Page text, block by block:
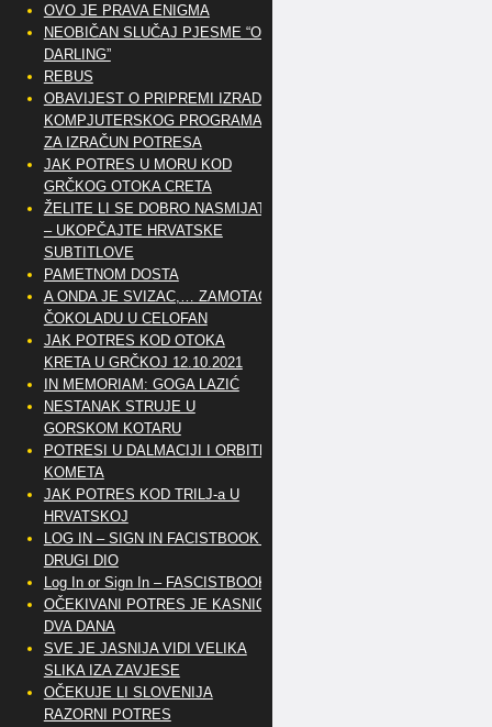
OVO JE PRAVA ENIGMA
NEOBIČAN SLUČAJ PJESME “OH
DARLING”
REBUS
OBAVIJEST O PRIPREMI IZRADE
KOMPJUTERSKOG PROGRAMA
ZA IZRAČUN POTRESA
JAK POTRES U MORU KOD
GRČKOG OTOKA CRETA
ŽELITE LI SE DOBRO NASMIJATI
– UKOPČAJTE HRVATSKE
SUBTITLOVE
PAMETNOM DOSTA
A ONDA JE SVIZAC,… ZAMOTAO
ČOKOLADU U CELOFAN
JAK POTRES KOD OTOKA
KRETA U GRČKOJ 12.10.2021
IN MEMORIAM: GOGA LAZIĆ
NESTANAK STRUJE U
GORSKOM KOTARU
POTRESI U DALMACIJI I ORBITE
KOMETA
JAK POTRES KOD TRILJ-a U
HRVATSKOJ
LOG IN – SIGN IN FACISTBOOK –
DRUGI DIO
Log In or Sign In – FASCISTBOOK
OČEKIVANI POTRES JE KASNIO
DVA DANA
SVE JE JASNIJA VIDI VELIKA
SLIKA IZA ZAVJESE
OČEKUJE LI SLOVENIJA
RAZORNI POTRES